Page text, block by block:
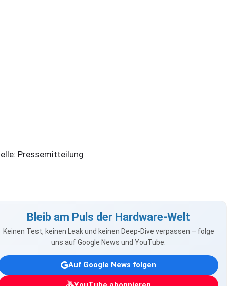
Pressemitteilung
Bleib am Puls der Hardware-Welt
Keinen Test, keinen Leak und keinen Deep-Dive verpassen – folge
uns auf Google News und YouTube.
Auf Google News folgen